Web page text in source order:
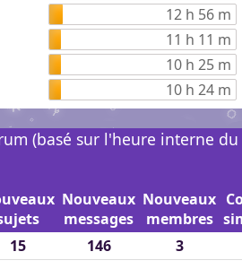
12 h 56 m
11 h 11 m
10 h 25 m
10 h 24 m
(basé sur l'heure interne du
Nouveaux
messages
Nouveaux
membres
15 146
3